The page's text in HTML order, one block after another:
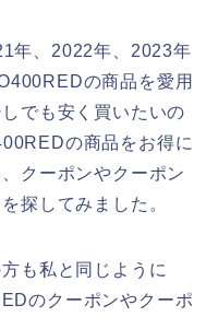
年、2022年、2023年
の商品を愛用
でも安く買いたいの
の商品をお得に
クーポンやクーポン
探してみました。
も私と同じように
のクーポンやクーポ